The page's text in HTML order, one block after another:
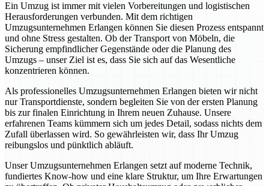
Ein Umzug ist immer mit vielen Vorbereitungen und logistischen
Herausforderungen verbunden. Mit dem richtigen
Umzugsunternehmen Erlangen können Sie diesen Prozess entspannt
und ohne Stress gestalten. Ob der Transport von Möbeln, die
Sicherung empfindlicher Gegenstände oder die Planung des
Umzugs – unser Ziel ist es, dass Sie sich auf das Wesentliche
konzentrieren können.
Als professionelles Umzugsunternehmen Erlangen bieten wir nicht
nur Transportdienste, sondern begleiten Sie von der ersten Planung
bis zur finalen Einrichtung in Ihrem neuen Zuhause. Unsere
erfahrenen Teams kümmern sich um jedes Detail, sodass nichts dem
Zufall überlassen wird. So gewährleisten wir, dass Ihr Umzug
reibungslos und pünktlich abläuft.
Unser Umzugsunternehmen Erlangen setzt auf moderne Technik,
fundiertes Know-how und eine klare Struktur, um Ihre Erwartungen